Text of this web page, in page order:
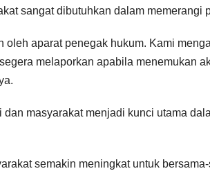
sangat dibutuhkan dalam memerangi
aparat penegak hukum. Kami
melaporkan apabila menemukan
masyarakat menjadi kunci utama
semakin meningkat untuk